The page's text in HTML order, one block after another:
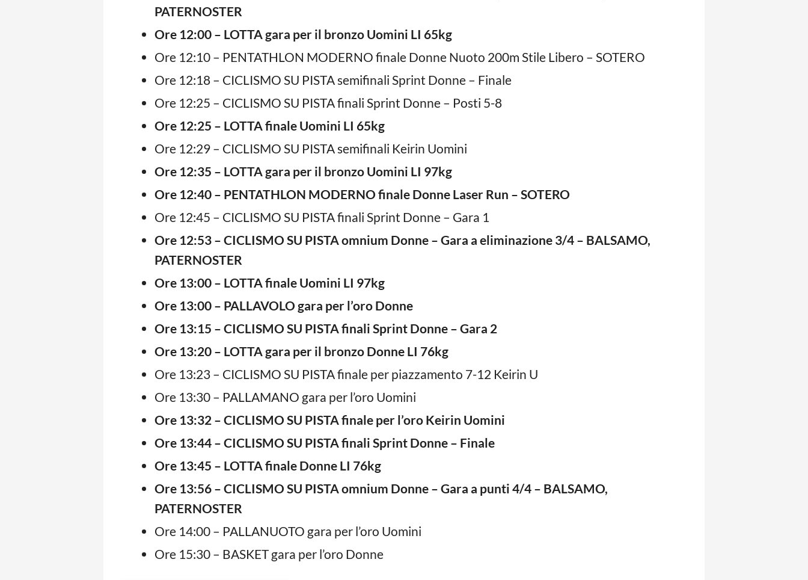
PATERNOSTER
Ore 12:00 – LOTTA gara per il bronzo Uomini LI 65kg
Ore 12:10 – PENTATHLON MODERNO finale Donne Nuoto 200m Stile Libero – SOTERO
Ore 12:18 – CICLISMO SU PISTA semifinali Sprint Donne – Finale
Ore 12:25 – CICLISMO SU PISTA finali Sprint Donne – Posti 5-8
Ore 12:25 – LOTTA finale Uomini LI 65kg
Ore 12:29 – CICLISMO SU PISTA semifinali Keirin Uomini
Ore 12:35 – LOTTA gara per il bronzo Uomini LI 97kg
Ore 12:40 – PENTATHLON MODERNO finale Donne Laser Run – SOTERO
Ore 12:45 – CICLISMO SU PISTA finali Sprint Donne – Gara 1
Ore 12:53 – CICLISMO SU PISTA omnium Donne – Gara a eliminazione 3/4 – BALSAMO,
PATERNOSTER
Ore 13:00 – LOTTA finale Uomini LI 97kg
Ore 13:00 – PALLAVOLO gara per l’oro Donne
Ore 13:15 – CICLISMO SU PISTA finali Sprint Donne – Gara 2
Ore 13:20 – LOTTA gara per il bronzo Donne LI 76kg
Ore 13:23 – CICLISMO SU PISTA finale per piazzamento 7-12 Keirin U
Ore 13:30 – PALLAMANO gara per l’oro Uomini
Ore 13:32 – CICLISMO SU PISTA finale per l’oro Keirin Uomini
Ore 13:44 – CICLISMO SU PISTA finali Sprint Donne – Finale
Ore 13:45 – LOTTA finale Donne LI 76kg
Ore 13:56 – CICLISMO SU PISTA omnium Donne – Gara a punti 4/4 – BALSAMO,
PATERNOSTER
Ore 14:00 – PALLANUOTO gara per l’oro Uomini
Ore 15:30 – BASKET gara per l’oro Donne